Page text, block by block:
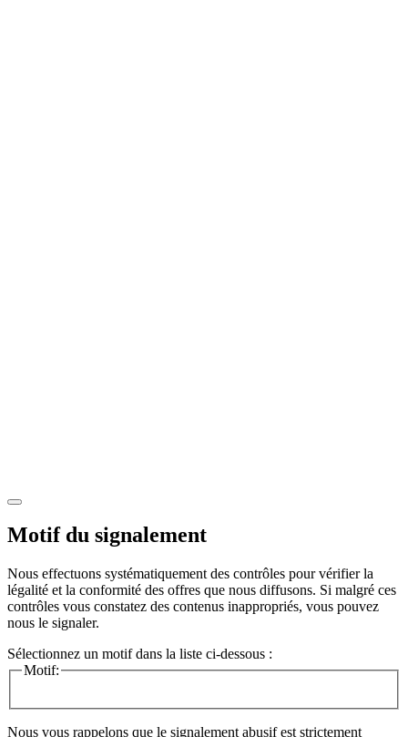
Motif du signalement
Nous effectuons systématiquement des contrôles pour vérifier la
légalité et la conformité des offres que nous diffusons. Si malgré ces
contrôles vous constatez des contenus inappropriés, vous pouvez
nous le signaler.
Sélectionnez un motif dans la liste ci-dessous :
Motif:
Nous vous rappelons que le signalement abusif est strictement